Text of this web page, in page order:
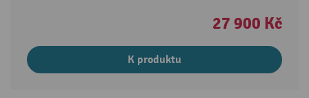
27 900 Kč
K produktu